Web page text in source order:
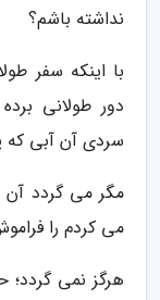
نداشته باشم؟
با اینکه سفر
دور طولانی
سردی آن آبی که
مگر می گردد
می کردم را
هرگز نمی